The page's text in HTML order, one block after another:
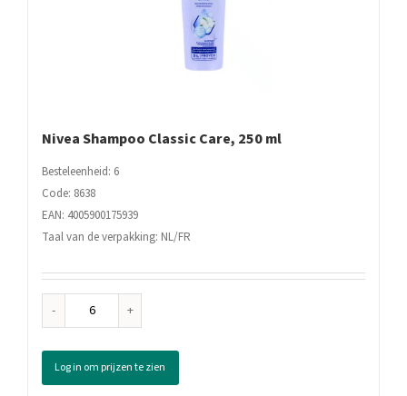
Nivea Shampoo Classic Care, 250 ml
Besteleenheid: 6
Code: 8638
EAN: 4005900175939
Taal van de verpakking: NL/FR
Nivea
Classic
Care,
250
Log in om prijzen te zien